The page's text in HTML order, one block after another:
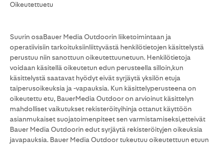
Oikeutettuetu
Suurin osaBauer Media Outdoorin liiketoimintaan ja
operatiivisiin tarkoituksiinliittyvästä henkilötietojen käsittelystä
perustuu niin sanottuun oikeutettuunetuun. Henkilötietoja
voidaan käsitellä oikeutetun edun perusteella silloin,kun
käsittelystä saatavat hyödyt eivät syrjäytä yksilön etuja
taiperusoikeuksia ja -vapauksia. Kun käsittelyperusteena on
oikeutettu etu, BauerMedia Outdoor on arvioinut käsittelyn
mahdolliset vaikutukset rekisteröityihinja ottanut käyttöön
asianmukaiset suojatoimenpiteet sen varmistamiseksi,etteivät
Bauer Media Outdoorin edut syrjäytä rekisteröityjen oikeuksia
javapauksia. Bauer Media Outdoor tukeutuu oikeutettuun etuun